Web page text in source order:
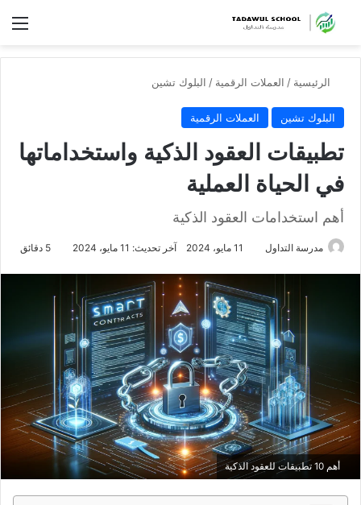
الرئيسية / العملات الرقمية / البلوك تشين
البلوك تشين العملات الرقمية
تطبيقات العقود الذكية واستخداماتها
في الحياة العملية
أهم استخدامات العقود الذكية
مدرسة التداول 11 مايو، 2024 آخر تحديث: 11 مايو، 2024
أهم 10 تطبيقات للعقود الذكية